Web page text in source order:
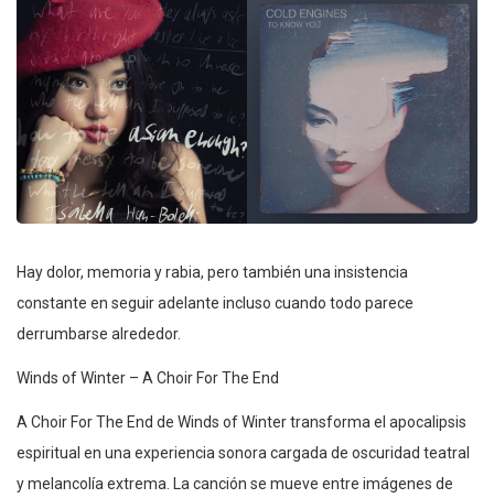
Hay dolor, memoria y rabia, pero también una insistencia
constante en seguir adelante incluso cuando todo parece
derrumbarse alrededor.
Winds of Winter – A Choir For The End
A Choir For The End de Winds of Winter transforma el apocalipsis
espiritual en una experiencia sonora cargada de oscuridad teatral
y melancolía extrema. La canción se mueve entre imágenes de